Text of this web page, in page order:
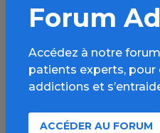
PARTAGER
Facebook
LinkedIn
Forum
Accédez à notre
patients experts, pour
addictions et
ACCÉDER AU FORUM